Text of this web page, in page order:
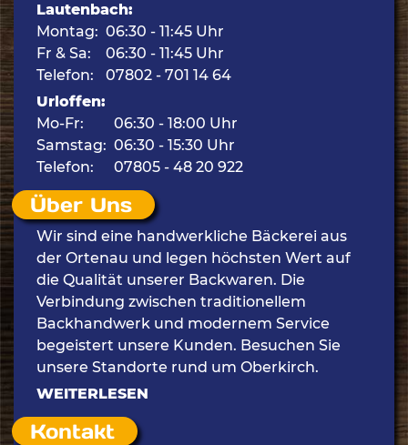
Lautenbach:
Montag:
Fr & Sa:
Telefon:
06:30 - 11:45 Uhr
06:30 - 11:45 Uhr
07802 - 701 14 64
Urloffen:
Mo-Fr:
Samstag:
Telefon:
06:30 - 18:00 Uhr
06:30 - 15:30 Uhr
07805 - 48 20 922
Über Uns
Wir sind eine handwerkliche Bäckerei aus
der Ortenau und legen höchsten Wert auf
die Qualität unserer Backwaren. Die
Verbindung zwischen traditionellem
Backhandwerk und modernem Service
begeistert unsere Kunden. Besuchen Sie
unsere Standorte rund um Oberkirch.
WEITERLESEN
Kontakt